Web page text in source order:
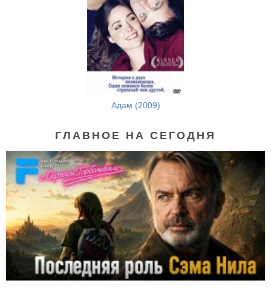
Адам (2009)
ГЛАВНОЕ НА СЕГОДНЯ